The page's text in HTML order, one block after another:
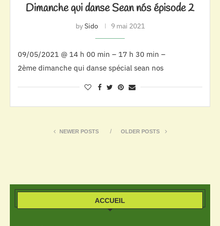
Dimanche qui danse Sean nós épisode 2
bySido 9 mai 2021
09/05/2021 @ 14 h 00 min – 17 h 30 min –
2ème dimanche qui danse spécial sean nos
NEWER POSTS OLDER POSTS
ACCUEIL